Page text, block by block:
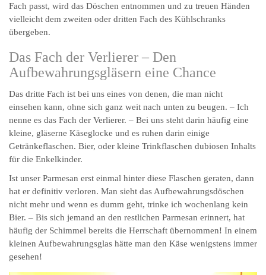
Fach passt, wird das Döschen entnommen und zu treuen Händen
vielleicht dem zweiten oder dritten Fach des Kühlschranks
übergeben.
Das Fach der Verlierer – Den
Aufbewahrungsgläsern eine Chance
Das dritte Fach ist bei uns eines von denen, die man nicht
einsehen kann, ohne sich ganz weit nach unten zu beugen. – Ich
nenne es das Fach der Verlierer. – Bei uns steht darin häufig eine
kleine, gläserne Käseglocke und es ruhen darin einige
Getränkeflaschen. Bier, oder kleine Trinkflaschen dubiosen Inhalts
für die Enkelkinder.
Ist unser Parmesan erst einmal hinter diese Flaschen geraten, dann
hat er definitiv verloren. Man sieht das Aufbewahrungsdöschen
nicht mehr und wenn es dumm geht, trinke ich wochenlang kein
Bier. – Bis sich jemand an den restlichen Parmesan erinnert, hat
häufig der Schimmel bereits die Herrschaft übernommen! In einem
kleinen Aufbewahrungsglas hätte man den Käse wenigstens immer
gesehen!